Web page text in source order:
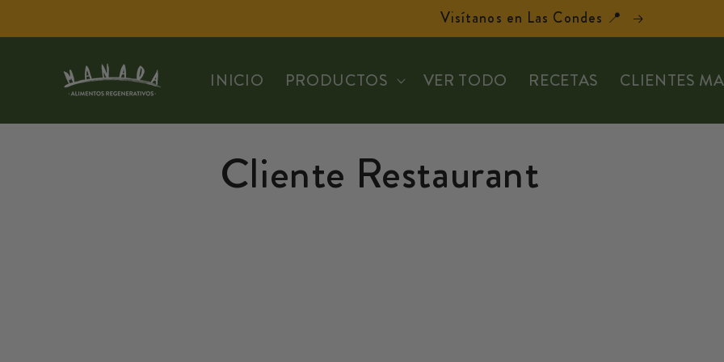
al contenido
Visítanos en Las Condes 📍
INICIO PRODUCTOS VER TODO RECETAS CLIENTES
Cliente Restaurant